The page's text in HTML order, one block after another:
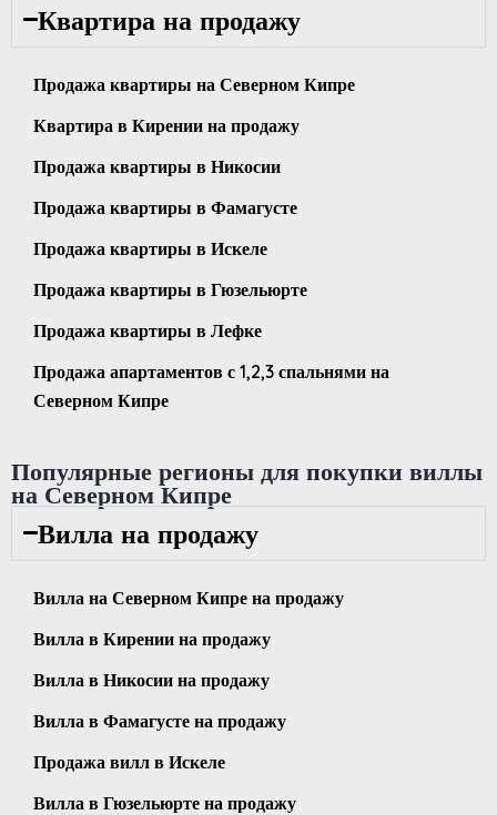
Квартира на продажу
Продажа квартиры на Северном Кипре
Квартира в Кирении на продажу
Продажа квартиры в Никосии
Продажа квартиры в Фамагусте
Продажа квартиры в Искеле
Продажа квартиры в Гюзельюрте
Продажа квартиры в Лефке
Продажа апартаментов с 1,2,3 спальнями на
Северном Кипре
Популярные регионы для покупки виллы
на Северном Кипре
Вилла на продажу
Вилла на Северном Кипре на продажу
Вилла в Кирении на продажу
Вилла в Никосии на продажу
Вилла в Фамагусте на продажу
Продажа вилл в Искеле
Вилла в Гюзельюрте на продажу